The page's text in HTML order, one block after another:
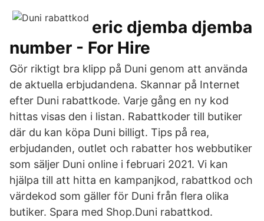
eric djemba djemba
number - For Hire
Gör riktigt bra klipp på Duni genom att använda
de aktuella erbjudandena. Skannar på Internet
efter Duni rabattkode. Varje gång en ny kod
hittas visas den i listan. Rabattkoder till butiker
där du kan köpa Duni billigt. Tips på rea,
erbjudanden, outlet och rabatter hos webbutiker
som säljer Duni online i februari 2021. Vi kan
hjälpa till att hitta en kampanjkod, rabattkod och
värdekod som gäller för Duni från flera olika
butiker. Spara med Shop.Duni rabattkod.